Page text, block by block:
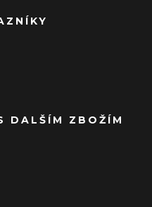
DALŠÍM ZBOŽÍM